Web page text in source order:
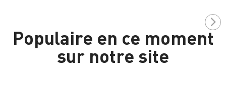
Populaire en ce moment
sur notre site